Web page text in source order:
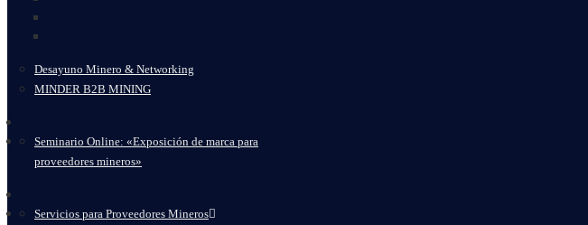
Desayuno Minero & Networking
MINDER B2B MINING
Seminario Online: «Exposición de marca para
proveedores mineros»
Servicios para Proveedores Mineros